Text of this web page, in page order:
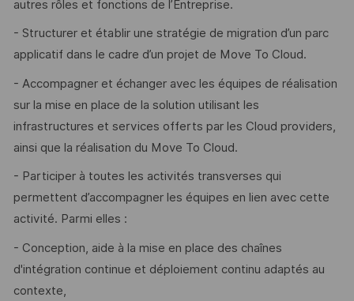
autres rôles et fonctions de l’Entreprise.
- Structurer et établir une stratégie de migration d’un parc
applicatif dans le cadre d’un projet de Move To Cloud.
- Accompagner et échanger avec les équipes de réalisation
sur la mise en place de la solution utilisant les
infrastructures et services offerts par les Cloud providers,
ainsi que la réalisation du Move To Cloud.
- Participer à toutes les activités transverses qui
permettent d’accompagner les équipes en lien avec cette
activité. Parmi elles :
- Conception, aide à la mise en place des chaînes
d'intégration continue et déploiement continu adaptés au
contexte,